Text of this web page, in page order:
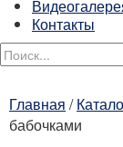
Контакты
Главная /
бабочками